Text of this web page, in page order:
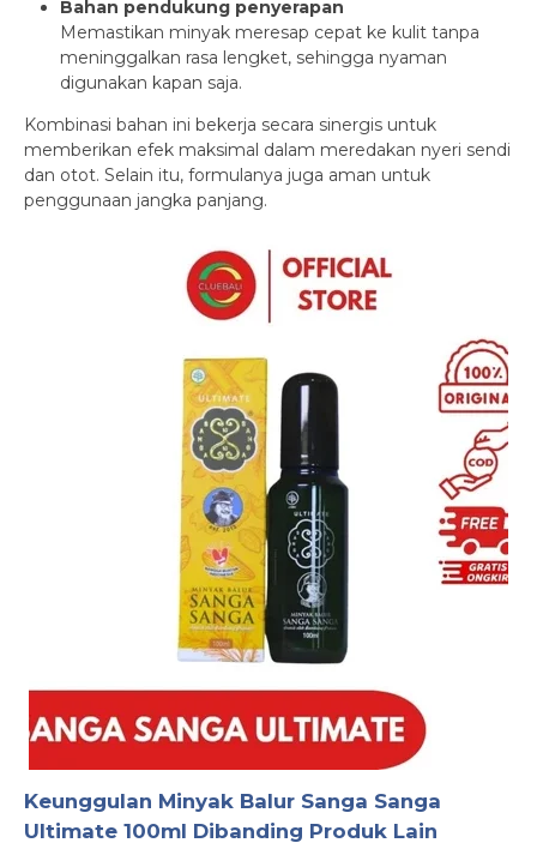
Bahan pendukung penyerapan
Memastikan minyak meresap cepat ke kulit tanpa
meninggalkan rasa lengket, sehingga nyaman
digunakan kapan saja.
Kombinasi bahan ini bekerja secara sinergis untuk
memberikan efek maksimal dalam meredakan nyeri sendi
dan otot. Selain itu, formulanya juga aman untuk
penggunaan jangka panjang.
Keunggulan Minyak Balur Sanga Sanga
Ultimate 100ml Dibanding Produk Lain